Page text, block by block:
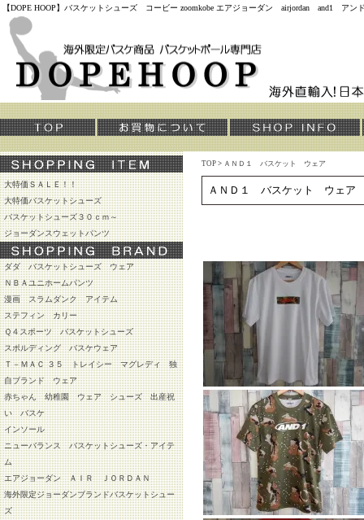
【DOPE HOOP】バスケットシューズ コービー zoomkobe エアジョーダン airjordan and1
大特価ＳＡＬＥ！！
大特価バスケットシューズ
バスケットシューズ３０ｃｍ～
ジョーダンスウェットパンツ
ダダ バスケットシューズ ウェア
ＮＢＡユニホームパンツ
漫画 スラムダンク アイテム
ステフィン カリー
Ｑ４スポーツ バスケットシューズ
スポルディング バスケウェア
Ｔ－ＭＡＣ ３５ トレイシー マグレディ 独
自ブランド ウェア
赤ちゃん 幼稚園 ウェア シューズ 出産祝
い バスケ
インソール
ニューバランス バスケットシューズ・アイテ
ム
エアジョーダン ＡＩＲ ＪＯＲＤＡＮ
海外限定ジョーダンブランドバスケットシュー
ズ
TOP > ＡＮＤ１ バスケット ウェア
ＡＮＤ１ バスケット ウェア